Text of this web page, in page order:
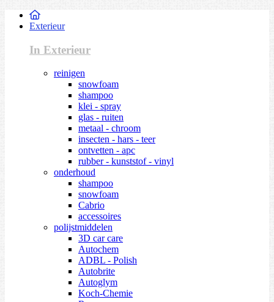
Exterieur
In Exterieur
reinigen
snowfoam
shampoo
klei - spray
glas - ruiten
metaal - chroom
insecten - hars - teer
ontvetten - apc
rubber - kunststof - vinyl
onderhoud
shampoo
snowfoam
Cabrio
accessoires
polijstmiddelen
3D car care
Autochem
ADBL - Polish
Autobrite
Autoglym
Koch-Chemie